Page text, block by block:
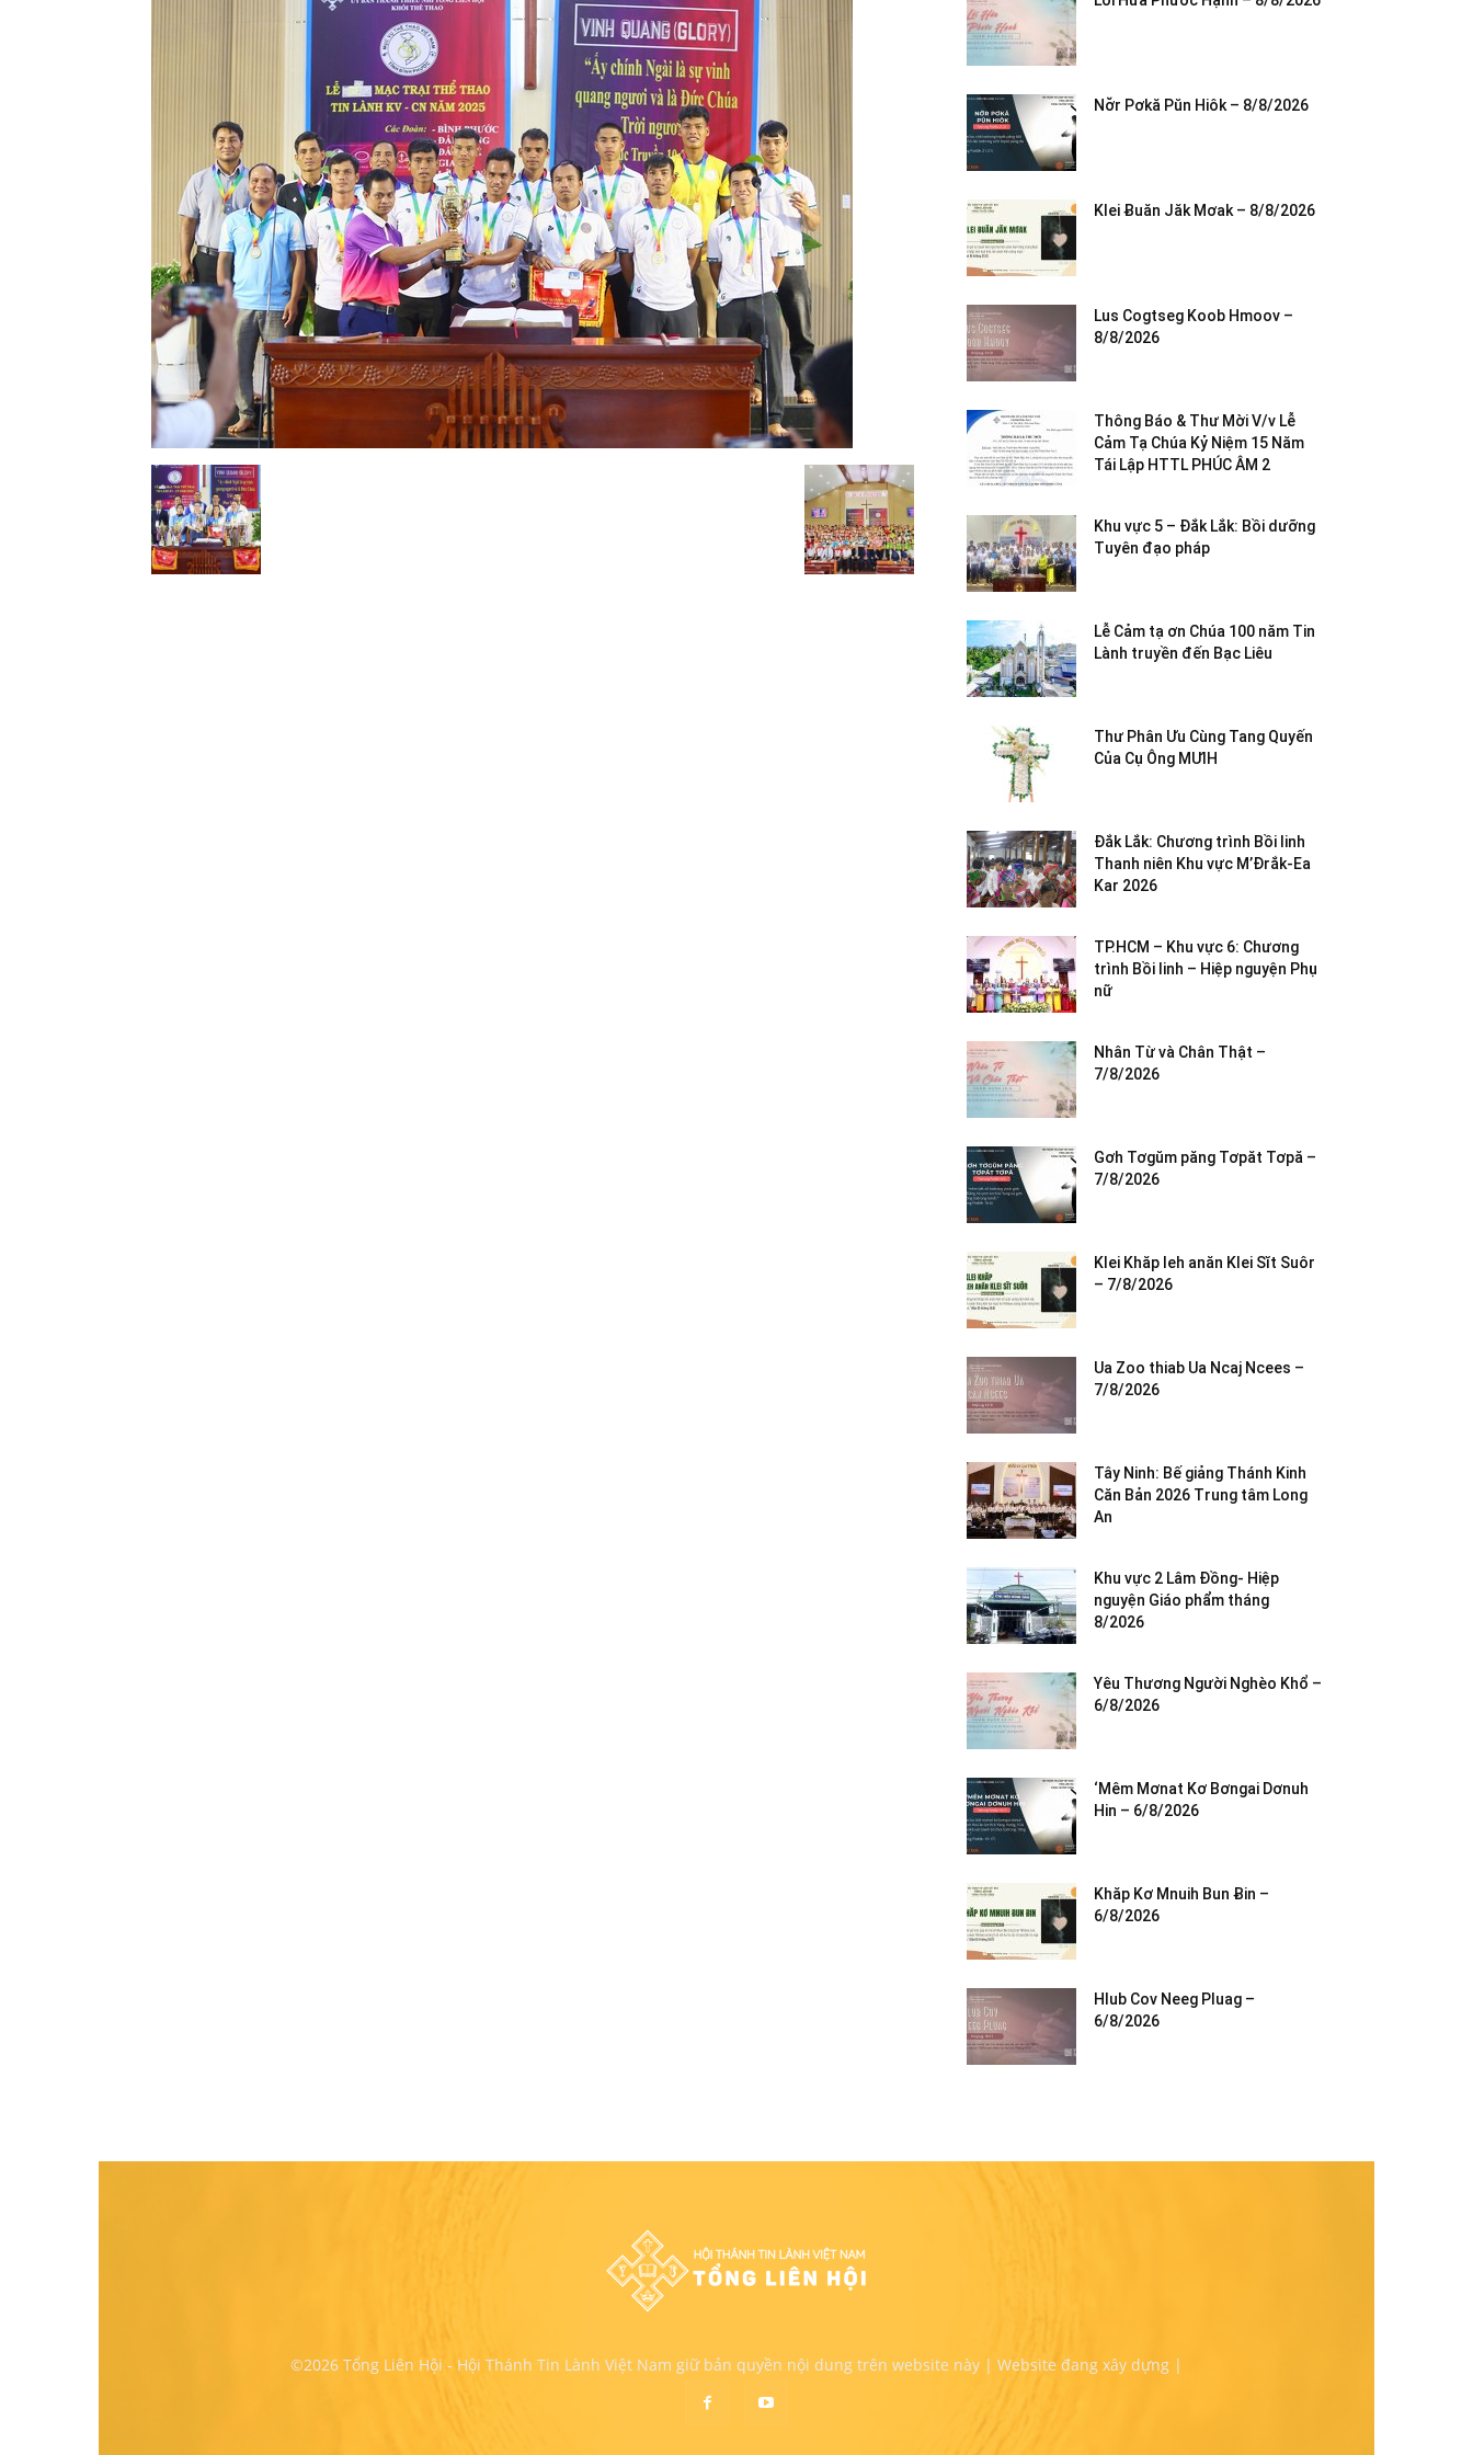
Nam Nơ̆r Pơkă Pŭn Hiôk – 8/8/2026
Klei Ƀuăn Jăk Mơak – 8/8/2026
Lus Cogtseg Koob Hmoov –
8/8/2026
Thông Báo & Thư Mời V/v Lễ
Cảm Tạ Chúa Kỷ Niệm 15 Năm
Tái Lập HTTL PHÚC ÂM 2
Khu vực 5 – Đắk Lắk: Bồi dưỡng
Tuyên đạo pháp
Lễ Cảm tạ ơn Chúa 100 năm Tin
Lành truyền đến Bạc Liêu
Thư Phân Ưu Cùng Tang Quyến
Của Cụ Ông MƯIH
Đắk Lắk: Chương trình Bồi linh
Thanh niên Khu vực M’Đrắk-Ea
Kar 2026
TP.HCM – Khu vực 6: Chương
trình Bồi linh – Hiệp nguyện Phụ
nữ
Nhân Từ và Chân Thật –
7/8/2026
Gơh Tơgŭm păng Tơpăt Tơpă –
7/8/2026
Klei Khăp leh anăn Klei Sĭt Suôr
– 7/8/2026
Ua Zoo thiab Ua Ncaj Ncees –
7/8/2026
Tây Ninh: Bế giảng Thánh Kinh
Căn Bản 2026 Trung tâm Long
An
Khu vực 2 Lâm Đồng- Hiệp
nguyện Giáo phẩm tháng
8/2026
Yêu Thương Người Nghèo Khổ –
6/8/2026
‘Mêm Mơnat Kơ Bơngai Dơnuh
Hin – 6/8/2026
Khăp Kơ Mnuih Bun Ƀin –
6/8/2026
Hlub Cov Neeg Pluag –
6/8/2026
©2026 Tổng Liên Hội - Hội Thánh Tin Lành Việt Nam giữ bản quyền nội dung trên website này | Website đang xây dựng |